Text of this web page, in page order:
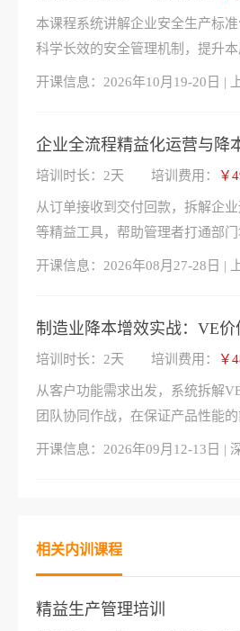
本课程系统讲解企业安全生产标
科学长效的安全管理机制，提升
开课信息： 2026年10月19-20日 |
企业全流程精益化运营与降
培训时长：2天 培训费用： ￥
从订单接收到交付回款，拆解企
等精益工具，帮助管理者打通部
开课信息： 2026年08月27-28日 |
制造业降本增效实战：VE
培训时长：2天 培训费用： ￥
从客户功能需求出发，系统拆解
团队协同作战，在保证产品性能
开课信息： 2026年09月12-13日 |
相关内训课程
精益生产管理培训